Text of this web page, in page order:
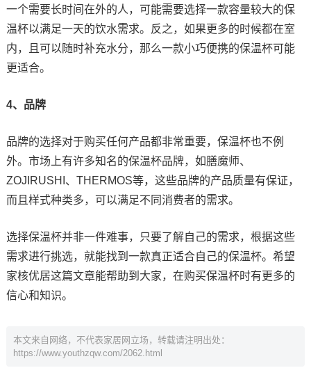
一个需要长时间在外的人，可能需要选择一款容量较大的保
温杯以满足一天的饮水需求。反之，如果更多的时候都在室
内，且可以随时补充水分，那么一款小巧便携的保温杯可能
更适合。
4、品牌
品牌的选择对于购买任何产品都非常重要，保温杯也不例
外。市场上有许多知名的保温杯品牌，如膳魔师、
ZOJIRUSHI、THERMOS等，这些品牌的产品质量有保证，
而且样式种类多，可以满足不同消费者的需求。
选择保温杯并非一件难事，只要了解自己的需求，根据这些
需求进行挑选，就能找到一款真正适合自己的保温杯。希望
家核优居这篇文章能帮助到大家，在购买保温杯时有更多的
信心和知识。
本文来自网络，不代表家居网立场，转载请注明出处：
https://www.youthzqw.com/2062.html